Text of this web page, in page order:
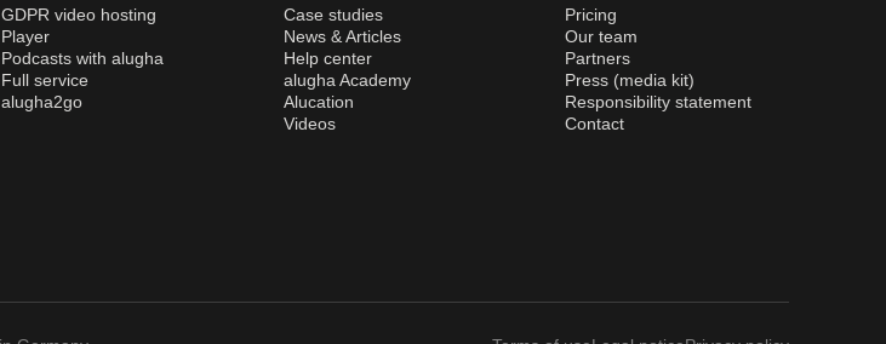
GDPR video hosting
Player
Podcasts with alugha
Full service
alugha2go
Case studies
News & Articles
Help center
alugha Academy
Alucation
Videos
Pricing
Our team
Partners
Press (media kit)
Responsibility statement
Contact